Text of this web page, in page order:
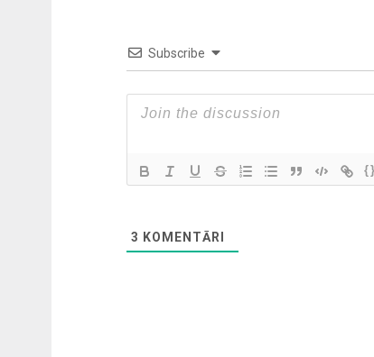
Subscribe
{}
3 KOMENTĀRI